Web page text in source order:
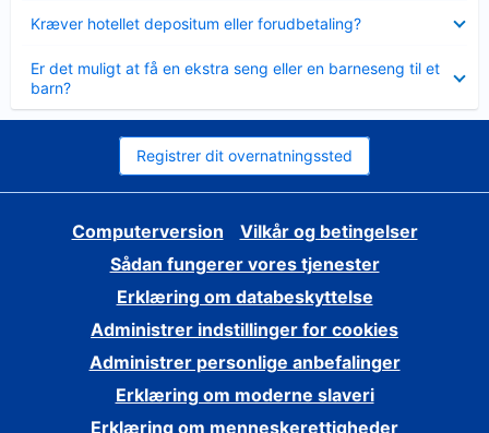
Kræver hotellet depositum eller forudbetaling?
Er det muligt at få en ekstra seng eller en barneseng til et
barn?
Registrer dit overnatningssted
Computerversion
Vilkår og betingelser
Sådan fungerer vores tjenester
Erklæring om databeskyttelse
Administrer indstillinger for cookies
Administrer personlige anbefalinger
Erklæring om moderne slaveri
Erklæring om menneskerettigheder